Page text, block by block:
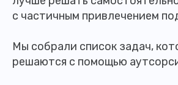
с частичным привлечением
Мы собрали список задач,
решаются с помощью